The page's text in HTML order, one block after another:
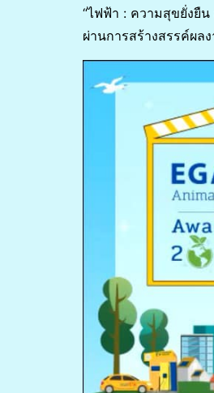
“ไฟฟ้า : ความสุขยั่งยื
ผ่านการสร้างสรรค์ผ